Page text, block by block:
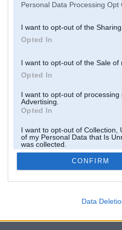
Personal Data Processing Opt
I want to opt-out of the
Opted In
I want to opt-out of the Sale of
Opted In
I want to opt-out of
Advertising.
Opted In
I want to opt-out of Collection,
of my Personal Data that Is
was collected.
Opted Out
CONFIRM
Data
Tas nav auto klubs un nav saistīts ar